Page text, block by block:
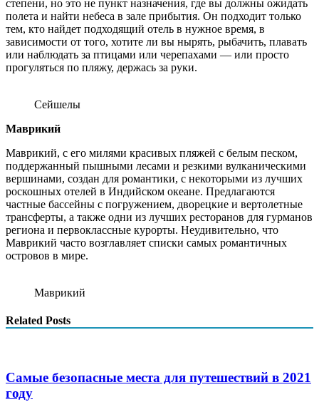
степени, но это не пункт назначения, где вы должны ожидать
полета и найти небеса в зале прибытия. Он подходит только
тем, кто найдет подходящий отель в нужное время, в
зависимости от того, хотите ли вы нырять, рыбачить, плавать
или наблюдать за птицами или черепахами — или просто
прогуляться по пляжу, держась за руки.
Сейшелы
Маврикий
Маврикий, с его милями красивых пляжей с белым песком,
поддержанный пышными лесами и резкими вулканическими
вершинами, создан для романтики, с некоторыми из лучших
роскошных отелей в Индийском океане. Предлагаются
частные бассейны с погружением, дворецкие и вертолетные
трансферты, а также одни из лучших ресторанов для гурманов
региона и первоклассные курорты. Неудивительно, что
Маврикий часто возглавляет списки самых романтичных
островов в мире.
Маврикий
Related Posts
Самые безопасные места для путешествий в 2021
году